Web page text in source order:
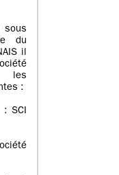
sous
du
il
:
: SCI